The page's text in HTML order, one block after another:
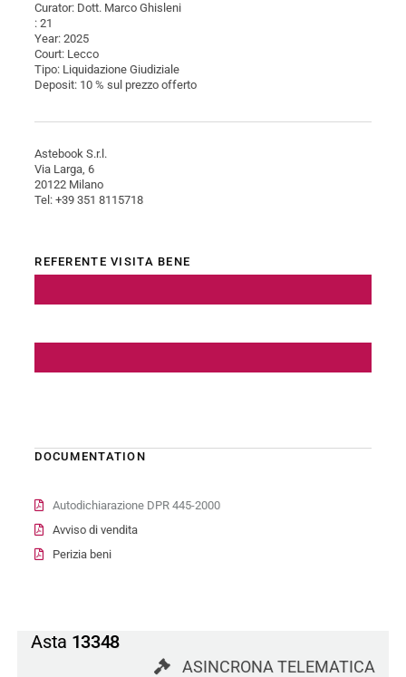
Curator: Dott. Marco Ghisleni
: 21
Year: 2025
Court: Lecco
Tipo: Liquidazione Giudiziale
Deposit: 10 % sul prezzo offerto
Astebook S.r.l.
Via Larga, 6
20122 Milano
Tel: +39 351 8115718
REFERENTE VISITA BENE
DOCUMENTATION
Autodichiarazione DPR 445-2000
Avviso di vendita
Perizia beni
Asta 13348
ASINCRONA TELEMATICA